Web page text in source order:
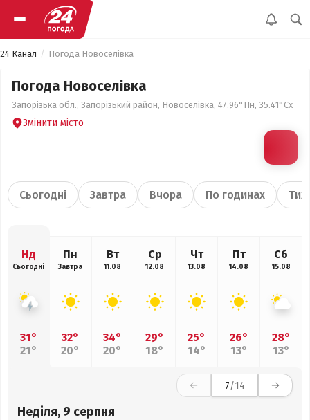
24 Канал Погода Новоселівка
Погода Новоселівка
Запорізька обл., Запорізький район, Новоселівка, 47.96°Пн, 35.41°Сх
Змінити місто
Сьогодні Завтра Вчора По годинах
Нд
Сьогодні
31°
21°
Пн
Завтра
32°
20°
Вт
11.08
34°
20°
Ср
12.08
29°
18°
Чт
13.08
25°
14°
Пт
14.08
26°
13°
Сб
15.08
28°
13°
7/14
Неділя, 9 серпня